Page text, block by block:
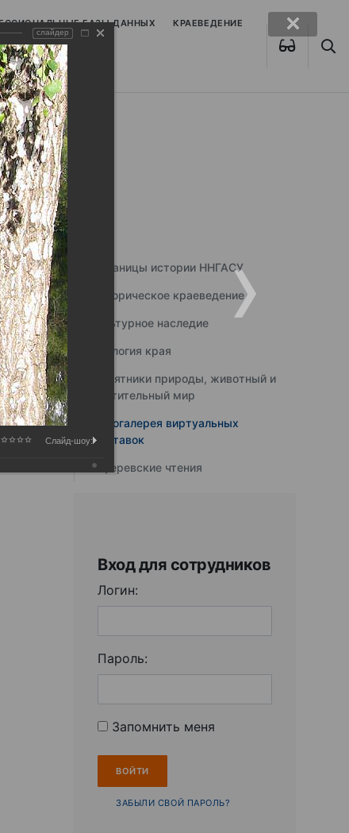
БАЗЫ ДАННЫХ КРАЕВЕДЕНИЕ
Страницы истории ННГАСУ
Историческое краеведение
Культурное наследие
Экология края
Памятники природы, животный и
растительный мир
Фотогалерея виртуальных
выставок
Юферевские чтения
Вход для сотрудников
Логин:
Пароль:
Запомнить меня
ЗАБЫЛИ СВОЙ ПАРОЛЬ?
слайдер
Слайд-шоу: